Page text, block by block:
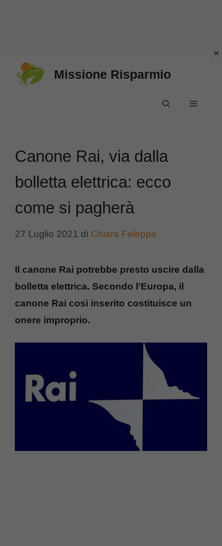
Missione Risparmio
Menu
Canone Rai, via dalla
bolletta elettrica: ecco
come si pagherà
27 Luglio 2021 di Chiara Feleppa
Il canone Rai potrebbe presto uscire dalla
bolletta elettrica. Secondo l’Europa, il
canone Rai così inserito costituisce un
onere improprio.